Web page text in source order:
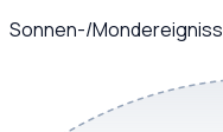
Sonnen-/